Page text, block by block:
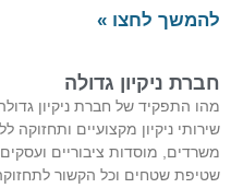
להמשך לחצו »
חברת ניקיון גדולה
מהו התפקיד של חברת ניקיון
שירותי ניקיון מקצועיים ותחזוקה
משרדים, מוסדות ציבוריים
שטיפת שטחים וכל הקשור